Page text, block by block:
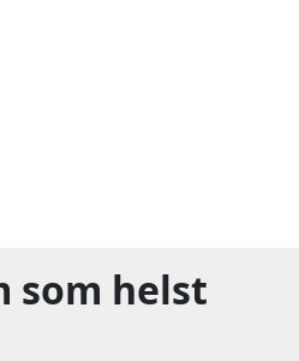
som helst